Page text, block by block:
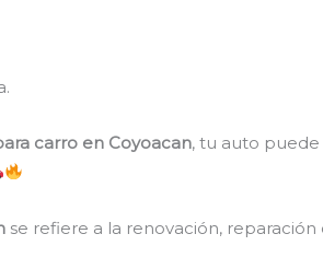
carro en Coyoacan, tu auto
se refiere a la renovación,